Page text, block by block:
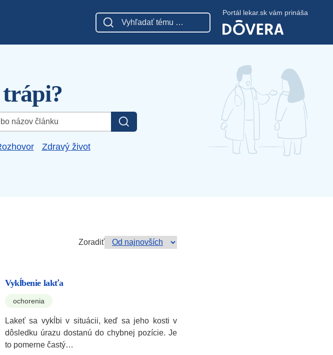
Portál lekar.sk vám prináša
trápi?
Zdravý život
Zoradiť
Vykĺbenie lakťa
ochorenia
Lakeť sa vykĺbi v situácii, keď sa jeho kosti v
dôsledku úrazu dostanú do chybnej pozície. Je
to pomerne častý…